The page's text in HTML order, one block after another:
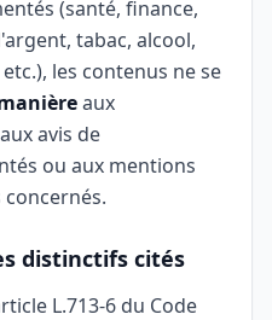
(santé, finance,
tabac, alcool,
les contenus ne se
aux
avis de
ou aux mentions
distinctifs cités
L.713-6 du Code